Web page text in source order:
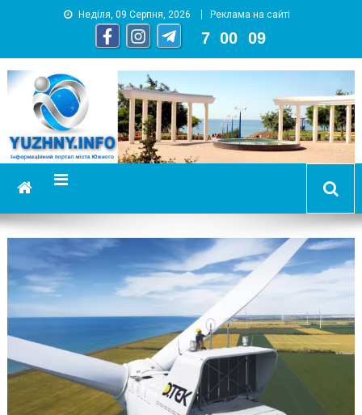
Неділя, 09 Серпня, 2026 Реклама на сайті
7 00 09
YUZHNY.INFO
информационный портал города Южный